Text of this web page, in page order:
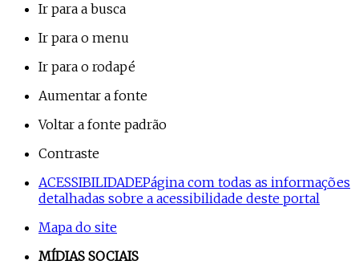
Ir para a busca
Ir para o menu
Ir para o rodapé
Aumentar a fonte
Voltar a fonte padrão
Contraste
ACESSIBILIDADEPágina com todas as informações
detalhadas sobre a acessibilidade deste portal
Mapa do site
MÍDIAS SOCIAIS